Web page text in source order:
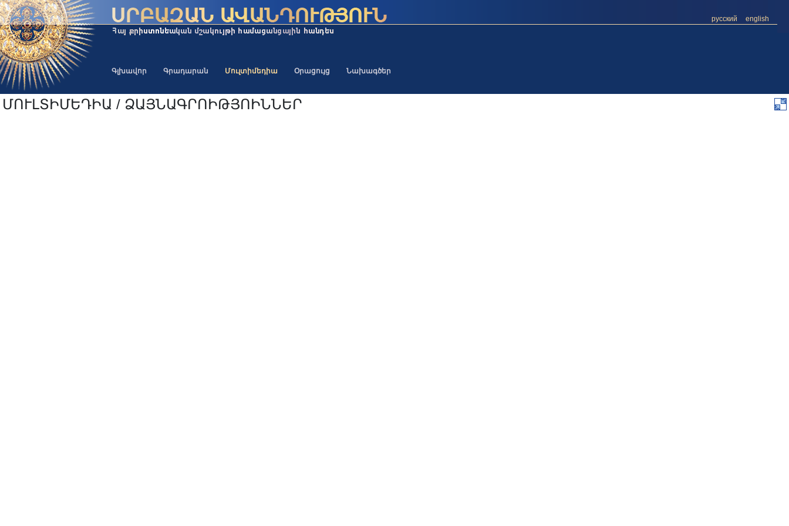
Գլխավոր Գրադարան Մուլտիմեդիա Օրացույց Նախագծեր
русский english
ՄՈՒԼՏԻՄԵԴԻԱ / ՁԱՅՆԱԳՐՈԻԹՅՈԻՆՆԵՐ